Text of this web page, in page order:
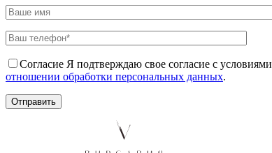
Согласие Я подтверждаю свое согласие с условиями
отношении обработки персональных данных.